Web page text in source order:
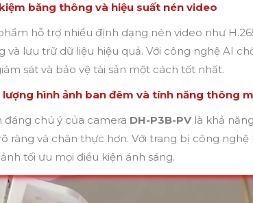
băng thông và hiệu suất nén video
hỗ trợ nhiều định dạng nén video như
và lưu trữ dữ liệu hiệu quả. Với công nghệ AI
sát và bảo vệ tài sản một cách tốt nhất.
lượng hình ảnh ban đêm và tính năng thông
đáng chú ý của camera DH-P3B-PV là khả
ràng và chân thực hơn. Với trang bị công
tối ưu mọi điều kiện ánh sáng.